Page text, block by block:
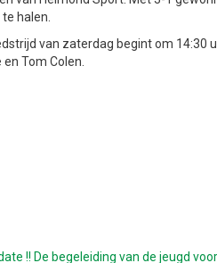
halen.
van zaterdag begint om 14:30
en Tom Colen.
!! De begeleiding van de jeugd